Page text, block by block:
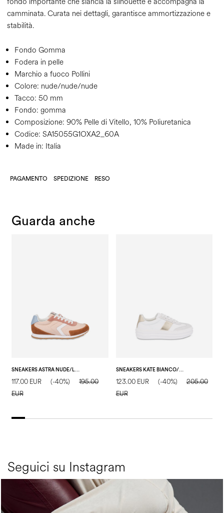
camminata. Curata nei dettagli, garantisce ammortizzazione e
stabilità.
Fondo Gomma
Fodera in pelle
Marchio a fuoco Pollini
Colore: nude/nude/nude
Tacco: 50 mm
Fondo: gomma
Composizione: 90% Pelle di Vitello, 10% Poliuretanica
Codice: SA15055G1OXA2_60A
Made in: Italia
PAGAMENTO SPEDIZIONE RESO
Guarda anche
SNEAKERS ASTRA NUDE/LEGNO/NUDE/BIANCO/ACQUA
117.00 EUR (-40%)
195.00
EUR
SNEAKERS KATE BIANCO/BIANCO/SAND
123.00 EUR (-40%)
205.00
EUR
Seguici su Instagram